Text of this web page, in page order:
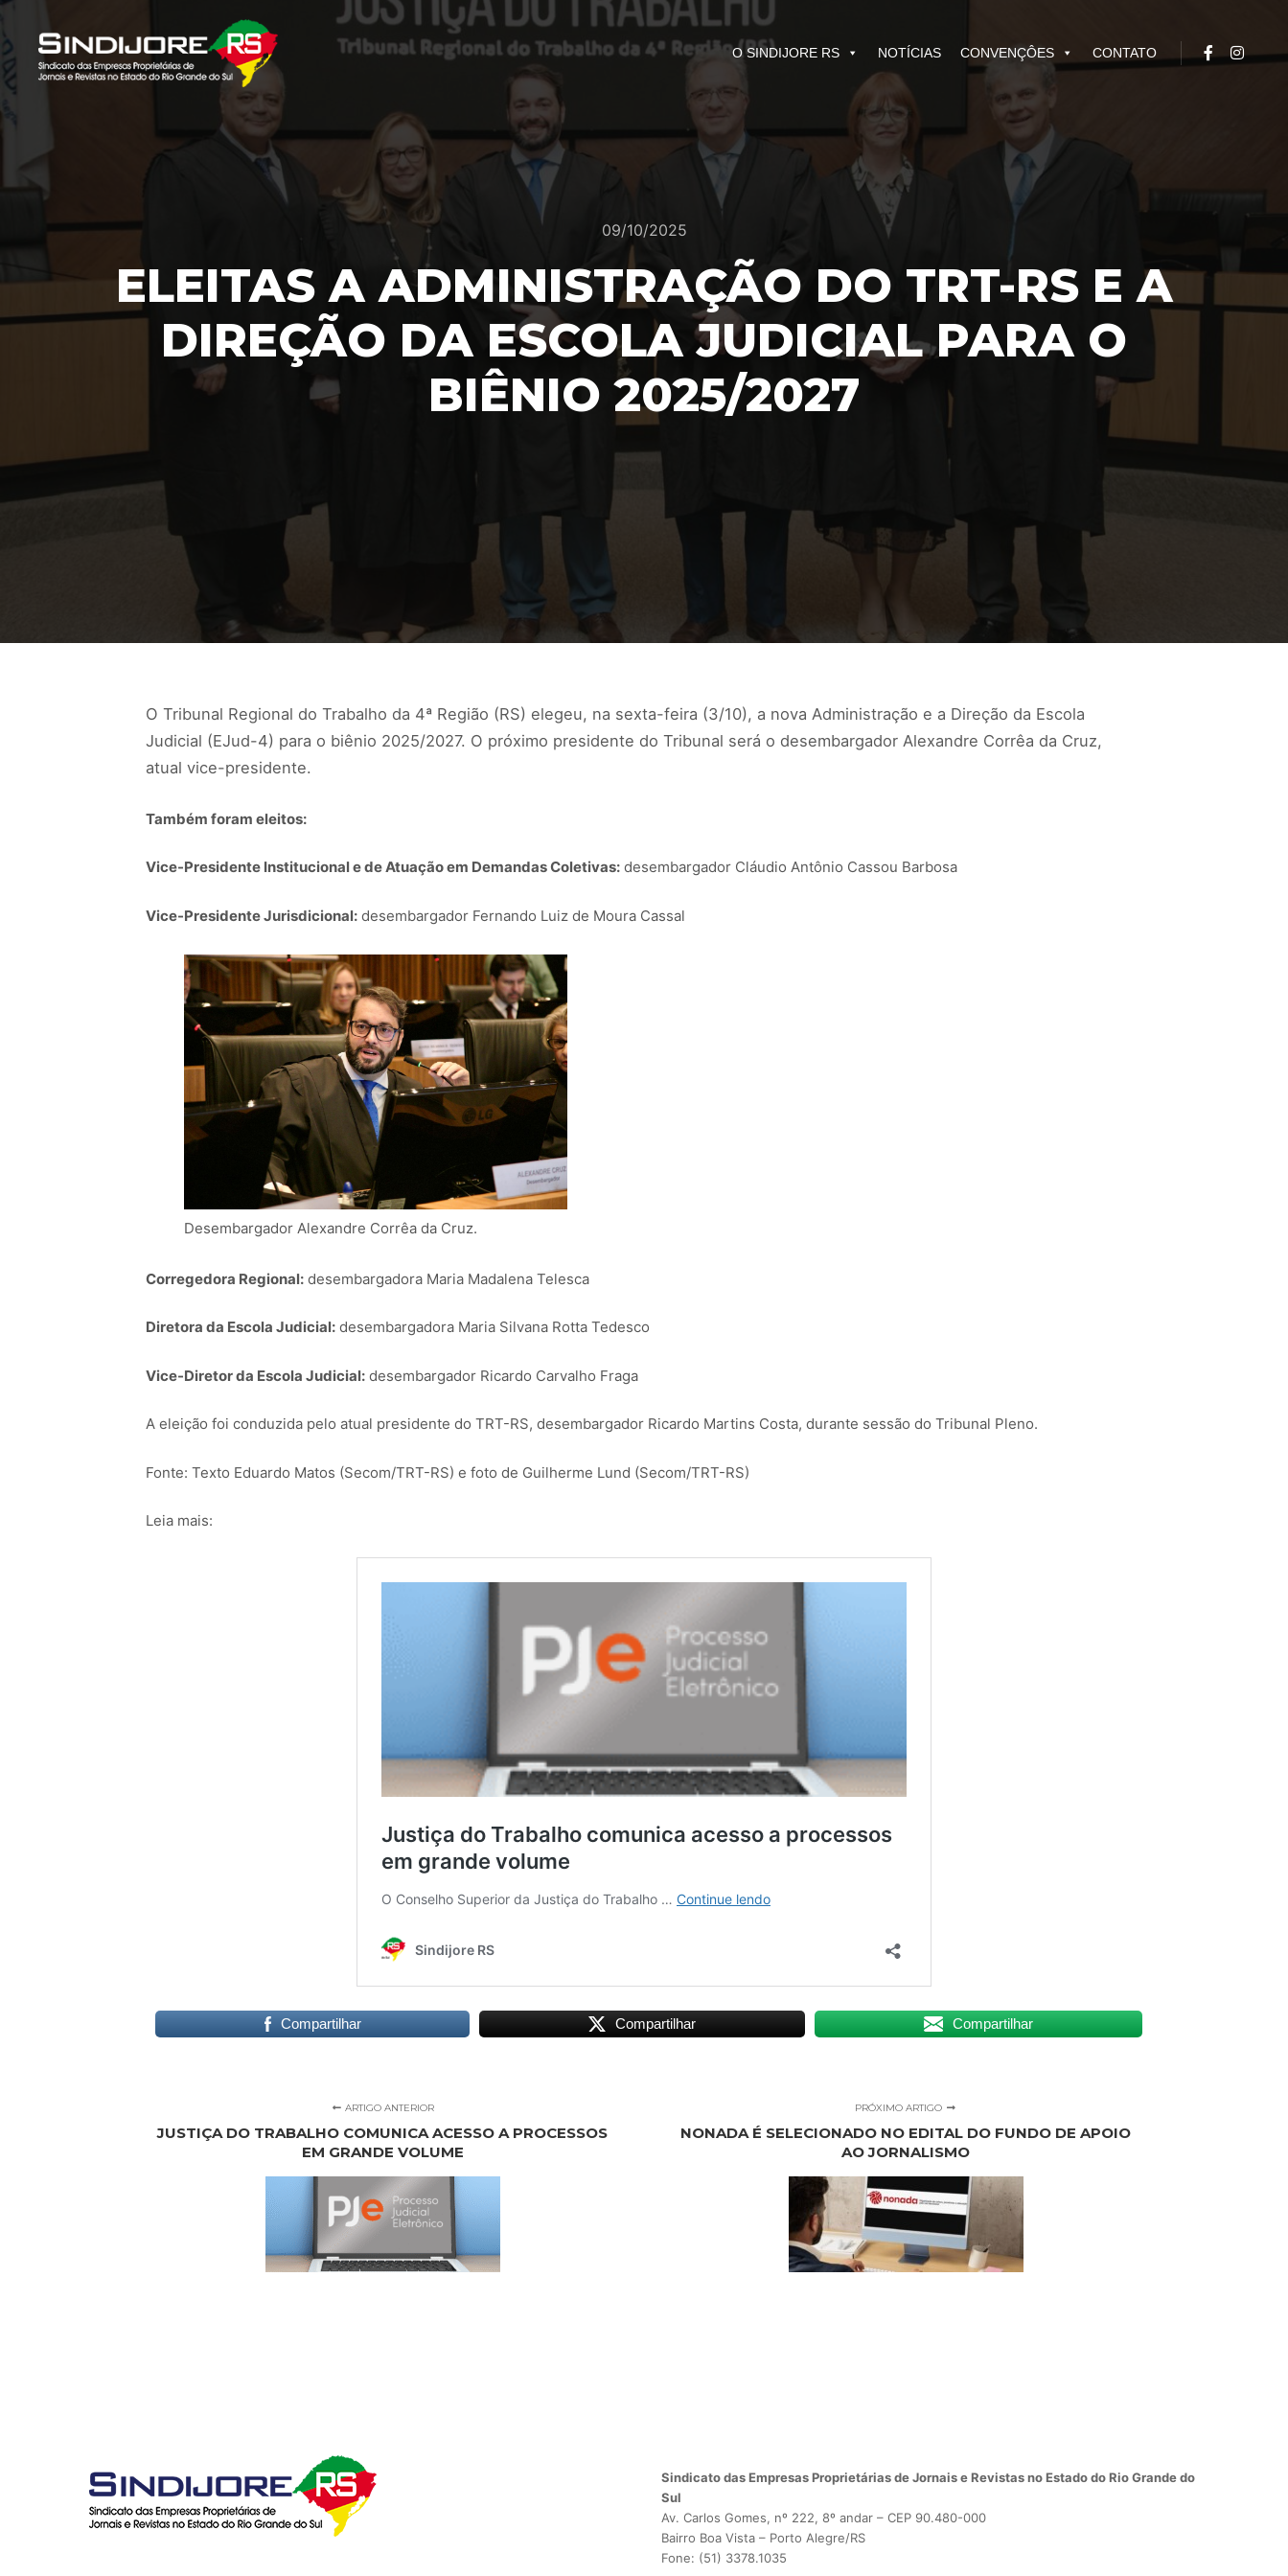
O SINDIJORE RS NOTÍCIAS CONVENÇÔES CONTATO
09/10/2025
ELEITAS A ADMINISTRAÇÃO DO TRT-RS E A
DIREÇÃO DA ESCOLA JUDICIAL PARA O
BIÊNIO 2025/2027
O Tribunal Regional do Trabalho da 4ª Região (RS) elegeu, na sexta-feira (3/10), a nova Administração e a Direção da Escola
Judicial (EJud-4) para o biênio 2025/2027. O próximo presidente do Tribunal será o desembargador Alexandre Corrêa da Cruz,
atual vice-presidente.
Também foram eleitos:
Vice-Presidente Institucional e de Atuação em Demandas Coletivas: desembargador Cláudio Antônio Cassou Barbosa
Vice-Presidente Jurisdicional: desembargador Fernando Luiz de Moura Cassal
Desembargador Alexandre Corrêa da Cruz.
Corregedora Regional: desembargadora Maria Madalena Telesca
Diretora da Escola Judicial: desembargadora Maria Silvana Rotta Tedesco
Vice-Diretor da Escola Judicial: desembargador Ricardo Carvalho Fraga
A eleição foi conduzida pelo atual presidente do TRT-RS, desembargador Ricardo Martins Costa, durante sessão do Tribunal Pleno.
Fonte: Texto Eduardo Matos (Secom/TRT-RS) e foto de Guilherme Lund (Secom/TRT-RS)
Leia mais:
Compartilhar Compartilhar Compartilhar
ARTIGO ANTERIOR
JUSTIÇA DO TRABALHO COMUNICA ACESSO A PROCESSOS
EM GRANDE VOLUME
PRÓXIMO ARTIGO
NONADA É SELECIONADO NO EDITAL DO FUNDO DE APOIO
AO JORNALISMO
Sindicato das Empresas Proprietárias de Jornais e Revistas no Estado do Rio Grande do
Sul
Av. Carlos Gomes, nº 222, 8º andar – CEP 90.480-000
Bairro Boa Vista – Porto Alegre/RS
Fone: (51) 3378.1035